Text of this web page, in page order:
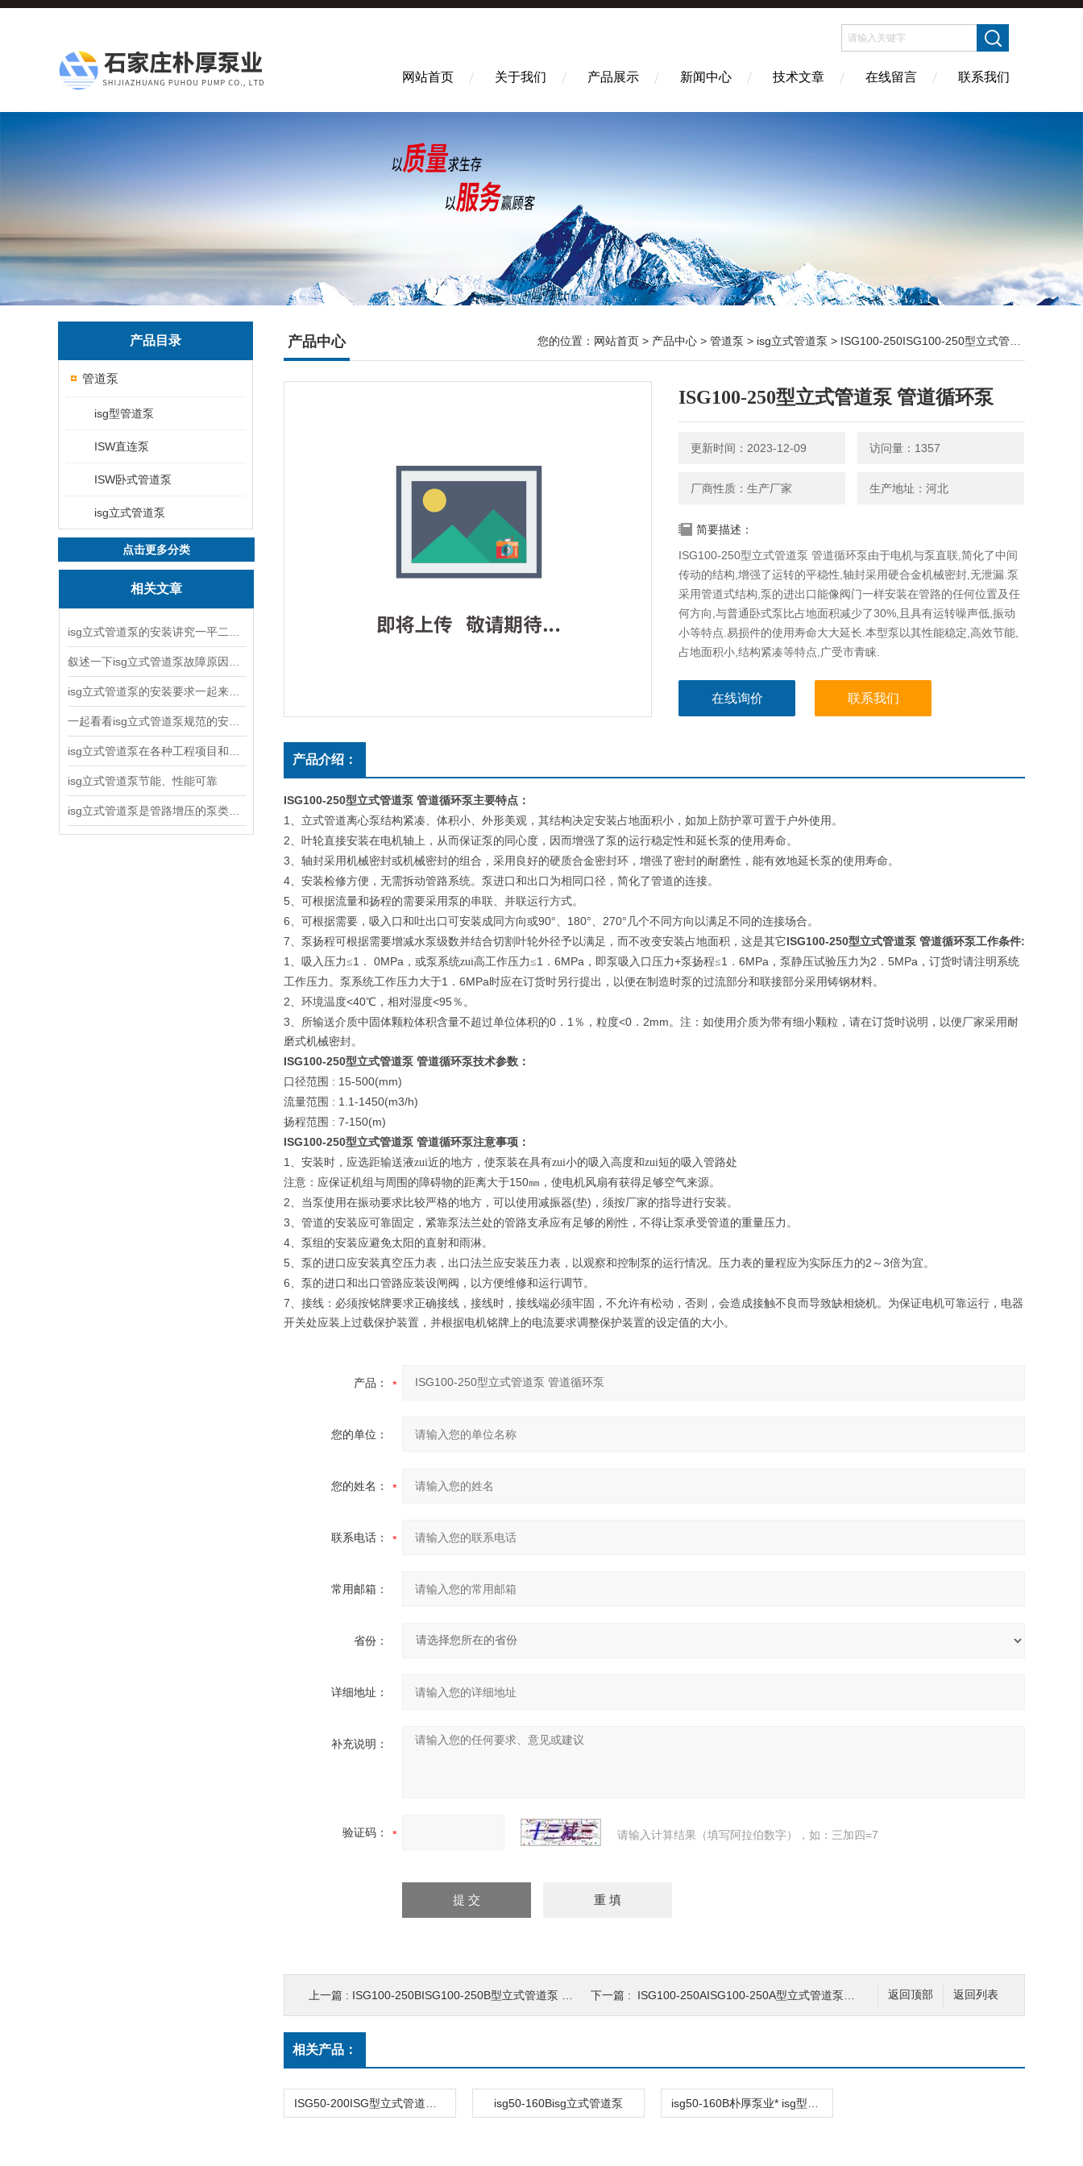
网站首页 关于我们 产品展示 新闻中心 技术文章 在线留言 联系我们
产品目录
管道泵
isg型管道泵
ISW直连泵
ISW卧式管道泵
isg立式管道泵
点击更多分类
相关文章
isg立式管道泵节能、性能可靠
产品中心 您的位置： 网站首页 > 产品中心 > 管道泵 > isg立式管道泵 > ISG100-250ISG100-250型立式管道泵 管道循环泵
ISG100-250型立式管道泵 管道循环泵
更新时间：2023-12-09 访问量：1357
厂商性质：生产厂家 生产地址：河北
简要描述：
ISG100-250型立式管道泵 管道循环泵由于电机与泵直联,简化了中间
传动的结构,增强了运转的平稳性,轴封采用硬合金机械密封,无泄漏.泵
采用管道式结构,泵的进出口能像阀门一样安装在管路的任何位置及任
何方向,与普通卧式泵比占地面积减少了30%,且具有运转噪声低,振动
小等特点.易损件的使用寿命大大延长.本型泵以其性能稳定,高效节能,
占地面积小,结构紧凑等特点,广受市青睐.
在线询价 联系我们
产品介绍：
ISG100-250型立式管道泵 管道循环泵主要特点：
1 、立式管道离心泵结构紧凑、体积小、外形美观，其结构决定安装占地面积小，如加上防护罩可置于户外使用。
2、叶轮直接安装在电机轴上，从而保证泵的同心度，因而增强了泵的运行稳定性和延长泵的使用寿命。
3、轴封采用机械密封或机械密封的组合，采用良好的硬质合金密封环，增强了密封的耐磨性，能有效地延长泵的使用寿命。
4、安装检修方便，无需拆动管路系统。泵进口和出口为相同口径，简化了管道的连接。
5、可根据流量和扬程的需要采用泵的串联、并联运行方式。
6、可根据需要，吸入口和吐出口可安装成同方向或90°、 180°、 270°几个不同方向以满足不同的连接场合。
7、泵扬程可根据需要增减水泵级数并结合切割叶轮外径予以满足，而不改变安装占地面积，这是其它ISG100-250型立式管道泵 管道循环泵工作条件:
1 、吸入压力≤1 ． 0MPa ，或泵系统zui高工作压力≤1 ． 6MPa ，即泵吸入口压力+泵扬程≤1 ． 6MPa ，泵静压试验压力为2 ． 5MPa ，订货时请注明系统
工作压力。泵系统工作压力大于1 ． 6MPa时应在订货时另行提出，以便在制造时泵的过流部分和联接部分采用铸钢材料。
2、环境温度<40℃，相对湿度<95％。
3、所输送介质中固体颗粒体积含量不超过单位体积的0 ． 1 ％，粒度<0 ． 2mm。注：如使用介质为带有细小颗粒，请在订货时说明，以便厂家采用耐
磨式机械密封。
ISG100-250型立式管道泵 管道循环泵技术参数：
口径范围 : 15-500(mm)
流量范围 : 1.1-1450(m3/h)
扬程范围 : 7-150(m)
ISG100-250型立式管道泵 管道循环泵注意事项：
1 、安装时，应选距输送液zui近的地方，使泵装在具有zui小的吸入高度和zui短的吸入管路处
注意：应保证机组与周围的障碍物的距离大于150㎜，使电机风扇有获得足够空气来源。
2、当泵使用在振动要求比较严格的地方，可以使用减振器(垫) ，须按厂家的指导进行安装。
3、管道的安装应可靠固定，紧靠泵法兰处的管路支承应有足够的刚性，不得让泵承受管道的重量压力。
4、泵组的安装应避免太阳的直射和雨淋。
5、泵的进口应安装真空压力表，出口法兰应安装压力表，以观察和控制泵的运行情况。压力表的量程应为实际压力的2 ～ 3倍为宜。
6、泵的进口和出口管路应装设闸阀，以方便维修和运行调节。
7、接线：必须按铭牌要求正确接线，接线时，接线端必须牢固，不允许有松动，否则，会造成接触不良而导致缺相烧机。为保证电机可靠运行，电器
开关处应装上过载保护装置，并根据电机铭牌上的电流要求调整保护装置的设定值的大小。
产品：
您的单位：
您的姓名：
联系电话：
常用邮箱：
省份：
详细地址：
补充说明：
验证码： 请输入计算结果（填写阿拉伯数字），如：三加四=7
返回列表
返回顶部
上一篇 : ISG100-250BISG100-250B型立式管道泵 管道循环泵 下一篇 : ISG100-250AISG100-250A型立式管道泵 管道循环泵
相关产品：
isg50-160Bisg立式管道泵